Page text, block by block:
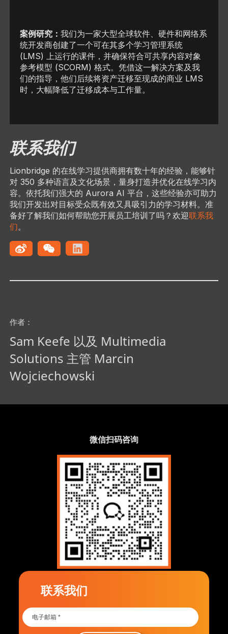
案例研究：我们为一家大型全球软件、硬件和网络系
统开发商创建了一个可在其多个学习管理系统
(LMS) 上运行的课件，并确保符合可共享内容对象
参考模型 (SCORM) 格式。凭借这一解决方案及我
们的指导，他们后续将资产迁移至现成的商业 LMS
时，大幅降低了迁移成本与工作量。
联系我们
Lionbridge 的在线学习提供商拥有数十年的经验，能够针
对 350 多种语言及文化场景，量身打造并优化在线学习内
容。依托我们强大的 Aurora AI 平台，这些经验亦可助力
我们开发出对目标受众既有效又具吸引力的学习材料。准
备好了解我们如何帮助您开展员工培训了吗？欢迎联系我
们。
作者：
Sam Keefe 以及 Multimedia
Solutions 主管 Marcin
Wojciechowski
微信扫码咨询
联系我们